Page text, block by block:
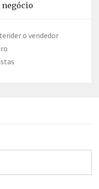
negócio
o vendedor